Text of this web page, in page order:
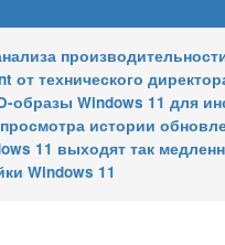
от технического
Windows 11 для
обновлений Windows 11 и
11 выходят так
Windows 11